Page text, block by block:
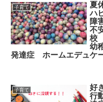
子育て
夏
ハ
障
不
校
幼
発達症 ホームエデュケ
子育て
好
行